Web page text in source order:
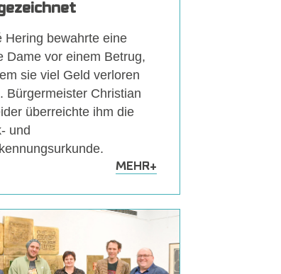
Hering bewahrte eine
Dame vor einem Betrug,
sie viel Geld verloren
Bürgermeister Christian
überreichte ihm die
und
MEHR+